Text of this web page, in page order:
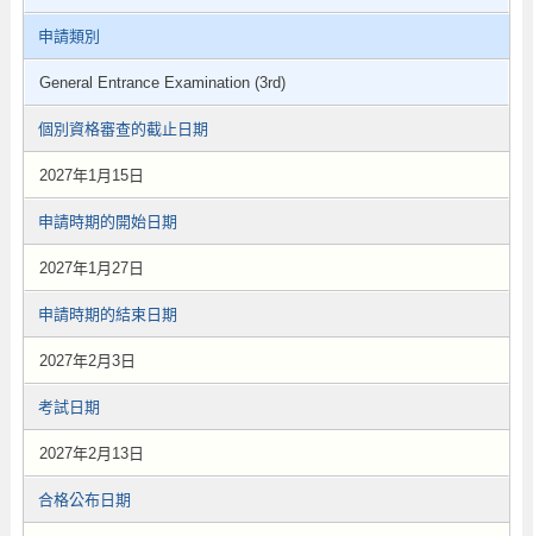
申請類別
General Entrance Examination (3rd)
個別資格審查的截止日期
2027年1月15日
申請時期的開始日期
2027年1月27日
申請時期的結束日期
2027年2月3日
考試日期
2027年2月13日
合格公布日期